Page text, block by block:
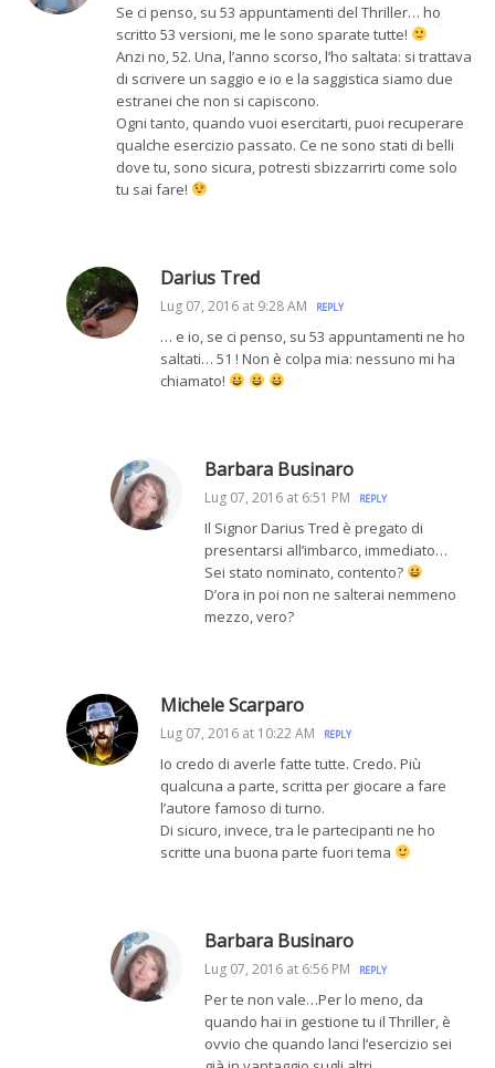
Se ci penso, su 53 appuntamenti del Thriller… ho
scritto 53 versioni, me le sono sparate tutte!
Anzi no, 52. Una, l’anno scorso, l’ho saltata: si trattava
di scrivere un saggio e io e la saggistica siamo due
estranei che non si capiscono.
Ogni tanto, quando vuoi esercitarti, puoi recuperare
qualche esercizio passato. Ce ne sono stati di belli
dove tu, sono sicura, potresti sbizzarrirti come solo
tu sai fare!
Darius Tred
Lug 07, 2016 at 9:28 AM REPLY
… e io, se ci penso, su 53 appuntamenti ne ho
saltati… 51 ! Non è colpa mia: nessuno mi ha
chiamato!
Barbara Businaro
Lug 07, 2016 at 6:51 PM REPLY
Il Signor Darius Tred è pregato di
presentarsi all’imbarco, immediato…
Sei stato nominato, contento?
D’ora in poi non ne salterai nemmeno
mezzo, vero?
Michele Scarparo
Lug 07, 2016 at 10:22 AM REPLY
Io credo di averle fatte tutte. Credo. Più
qualcuna a parte, scritta per giocare a fare
l’autore famoso di turno.
Di sicuro, invece, tra le partecipanti ne ho
scritte una buona parte fuori tema
Barbara Businaro
Lug 07, 2016 at 6:56 PM REPLY
Per te non vale…Per lo meno, da
quando hai in gestione tu il Thriller, è
ovvio che quando lanci l’esercizio sei